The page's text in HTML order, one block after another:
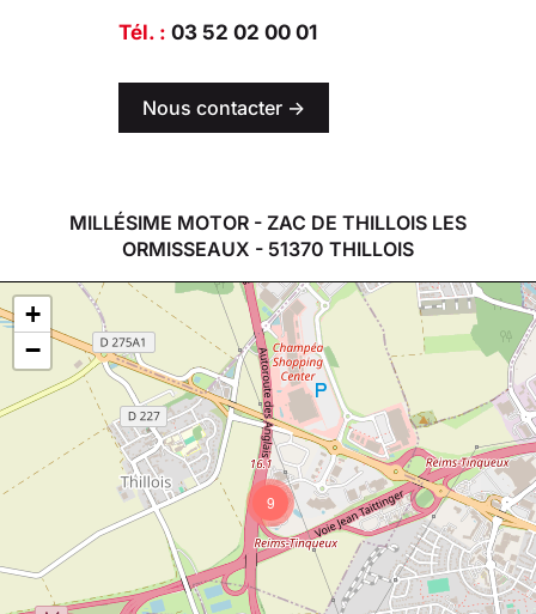
Tél. : 03 52 02 00 01
Nous contacter ->
MILLÉSIME MOTOR - ZAC DE THILLOIS LES
ORMISSEAUX - 51370 THILLOIS
9
+
−